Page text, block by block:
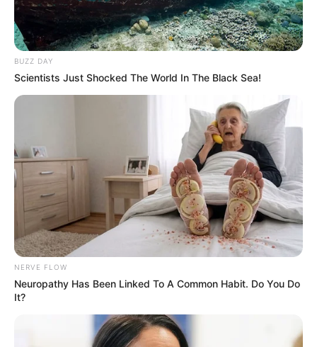
BUZZ DAY
Scientists Just Shocked The World In The Black Sea!
NERVE FLOW
Neuropathy Has Been Linked To A Common Habit. Do You Do
It?